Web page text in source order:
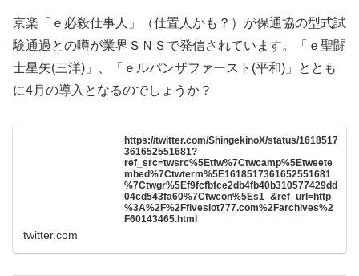
京楽「ｅ必殺仕事人」（仕置人かも？）が保通協の型式試
験通過との噂が業界ＳＮＳで発信されています。「ｅ聖闘
士星矢(三洋)」、「ｅルパンザファースト(平和)」ととも
に4月の導入となるのでしょうか？
https://twitter.com/ShingekinoX/status/1618517
361652551681?
ref_src=twsrc%5Etfw%7Ctwcamp%5Etweete
mbed%7Ctwterm%5E1618517361652551681
%7Ctwgr%5Ef9fcfbfce2db4fb40b310577429dd
04cd543fa60%7Ctwcon%5Es1_&ref_url=http
%3A%2F%2Ffiveslot777.com%2Farchives%2
F60143465.html
twitter.com